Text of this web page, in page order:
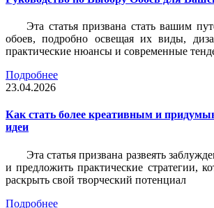
Эта статья призвана стать вашим
обоев, подробно освещая их виды,
практические нюансы и современные
Подробнее
23.04.2026
Как стать более креативным и
идеи
Эта статья призвана развеять
и предложить практические стратегии,
раскрыть свой творческий потенциал
Подробнее